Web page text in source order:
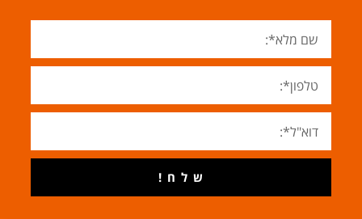
ש ל ח !